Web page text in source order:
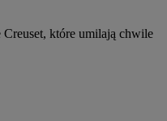
które umilają chwile